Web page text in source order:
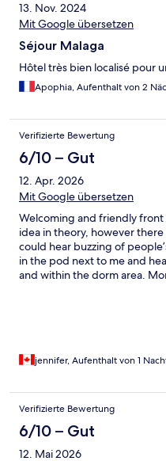
13. Nov. 2024
Mit Google übersetzen
Séjour Malaga
Hôtel très bien localisé pour
Apophia, Aufenthalt von 2
Verifizierte Bewertung
6/10 – Gut
12. Apr. 2026
Mit Google übersetzen
Welcoming and friendly
idea in theory, however
could hear buzzing of
in the pod next to me and
and within the dorm area.
jennifer, Aufenthalt von 1
Verifizierte Bewertung
6/10 – Gut
12. Mai 2026